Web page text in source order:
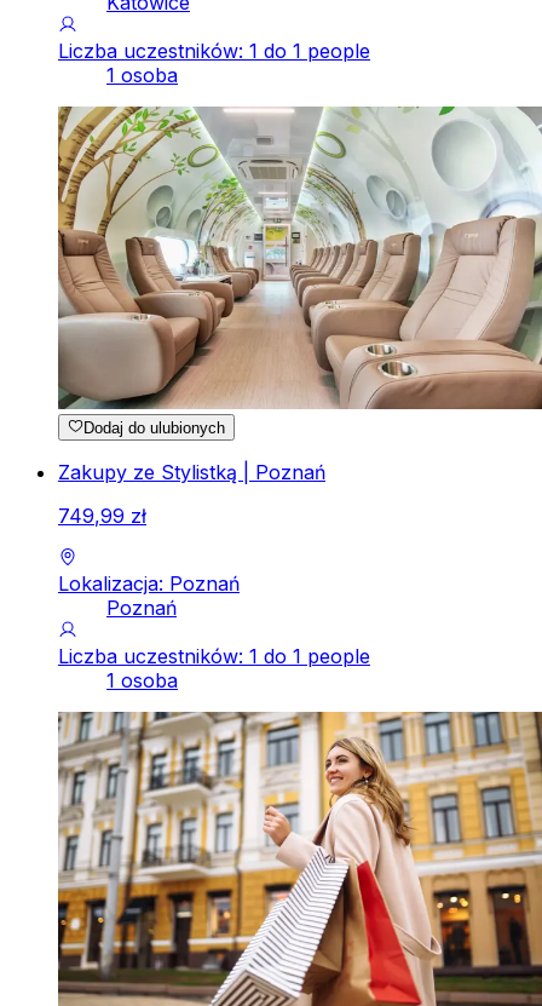
Liczba uczestników: 1 do 1 people
1 osoba
Dodaj do ulubionych
Zakupy ze Stylistką | Poznań
749,99 zł
Lokalizacja: Poznań
Poznań
Liczba uczestników: 1 do 1 people
1 osoba